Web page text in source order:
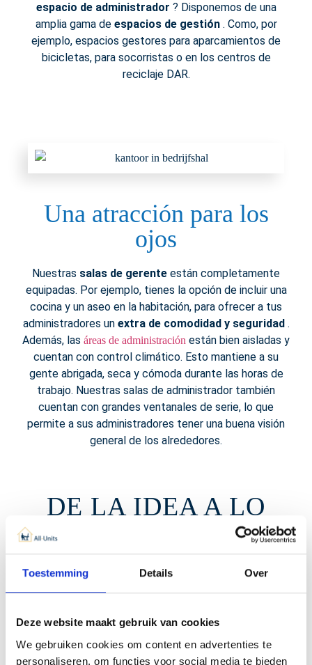
Toestemming Details Over
Deze website maakt gebruik van cookies
We gebruiken cookies om content en advertenties te
personaliseren, om functies voor social media te bieden
espacio de administrador ? Disponemos de una
amplia gama de espacios de gestión. Como, por
ejemplo, espacios gestores para aparcamientos de
bicicletas, para socorristas o en los centros de
reciclaje DAR.
Una atracción para los
ojos
Nuestras salas de gerente están completamente
equipadas. Por ejemplo, tienes la opción de incluir una
cocina y un aseo en la habitación, para ofrecer a tus
administradores un extra de comodidad y seguridad .
Además, las áreas de administración están bien aisladas y
cuentan con control climático. Esto mantiene a su
gente abrigada, seca y cómoda durante las horas de
trabajo. Nuestras salas de administrador también
cuentan con grandes ventanales de serie, lo que
permite a sus administradores tener una buena visión
general de los alrededores.
DE LA IDEA A LO
MANEJABLE
En pocas semanas